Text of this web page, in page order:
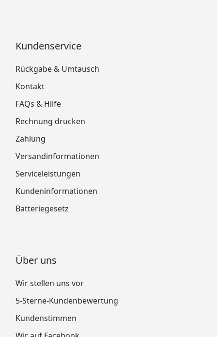
Kundenservice
Rückgabe & Umtausch
Kontakt
FAQs & Hilfe
Rechnung drucken
Zahlung
Versandinformationen
Serviceleistungen
Kundeninformationen
Batteriegesetz
Über uns
Wir stellen uns vor
5-Sterne-Kundenbewertung
Kundenstimmen